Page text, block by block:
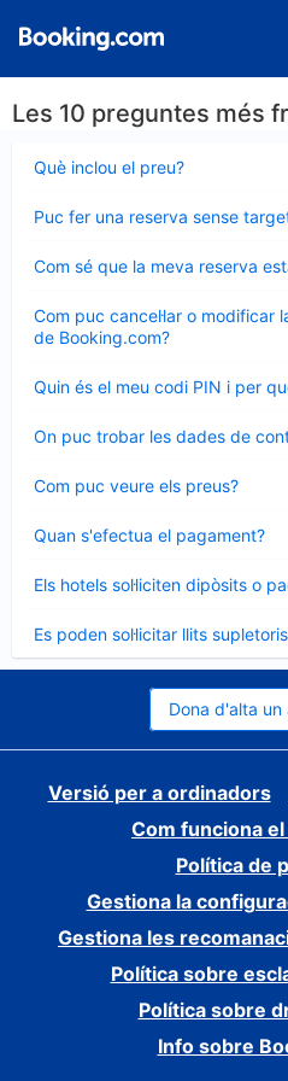
Les 10 preguntes més
Què inclou el preu?
tancat
Puc fer una reserva sense
tancat
Com sé que la meva reserva
tancat
Com puc cancel·lar o modificar
de Booking.com?
tancat
Quin és el meu codi PIN i per
tancat
On puc trobar les dades de
tancat
Com puc veure els preus?
tancat
Quan s'efectua el pagament?
tancat
Els hotels sol·liciten dipòsits o
tancat
Es poden sol·licitar llits
tancat
Dona d'alta un
Versió per a ordinadors
Com funciona
Política de
Gestiona la
Gestiona les
Política sobre
Política sobre
Info sobre